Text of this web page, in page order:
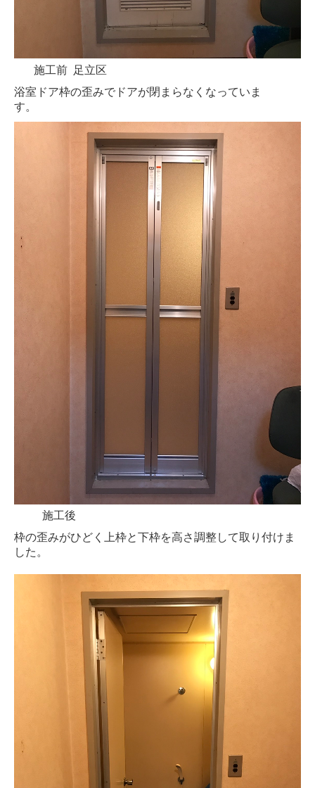
施工前 足立区
浴室ドア枠の歪みでドアが閉まらなくなっていま
す。
施工後
枠の歪みがひどく上枠と下枠を高さ調整して取り付けま
した。